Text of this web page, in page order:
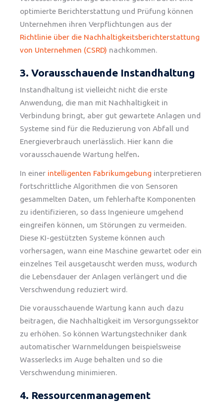
optimierte Berichterstattung und Prüfung können
Unternehmen ihren Verpflichtungen aus der
Richtlinie über die Nachhaltigkeitsberichterstattung
von Unternehmen (CSRD) nachkommen.
3. Vorausschauende Instandhaltung
Instandhaltung ist vielleicht nicht die erste
Anwendung, die man mit Nachhaltigkeit in
Verbindung bringt, aber gut gewartete Anlagen und
Systeme sind für die Reduzierung von Abfall und
Energieverbrauch unerlässlich. Hier kann die
vorausschauende Wartung helfen.
In einer intelligenten Fabrikumgebung interpretieren
fortschrittliche Algorithmen die von Sensoren
gesammelten Daten, um fehlerhafte Komponenten
zu identifizieren, so dass Ingenieure umgehend
eingreifen können, um Störungen zu vermeiden.
Diese KI-gestützten Systeme können auch
vorhersagen, wann eine Maschine gewartet oder ein
einzelnes Teil ausgetauscht werden muss, wodurch
die Lebensdauer der Anlagen verlängert und die
Verschwendung reduziert wird.
Die vorausschauende Wartung kann auch dazu
beitragen, die Nachhaltigkeit im Versorgungssektor
zu erhöhen. So können Wartungstechniker dank
automatischer Warnmeldungen beispielsweise
Wasserlecks im Auge behalten und so die
Verschwendung minimieren.
4. Ressourcenmanagement